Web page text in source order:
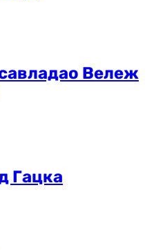
Вележ
Гацка